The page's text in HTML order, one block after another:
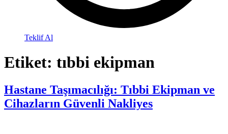
Teklif Al
Etiket: tıbbi ekipman
Hastane Taşımacılığı: Tıbbi Ekipman ve
Cihazların Güvenli Nakliyes